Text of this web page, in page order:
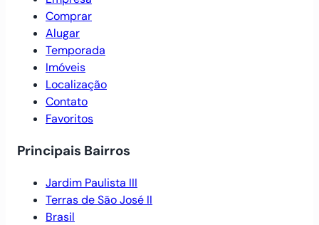
Comprar
Alugar
Temporada
Imóveis
Localização
Contato
Favoritos
Principais Bairros
Jardim Paulista III
Terras de São José II
Brasil